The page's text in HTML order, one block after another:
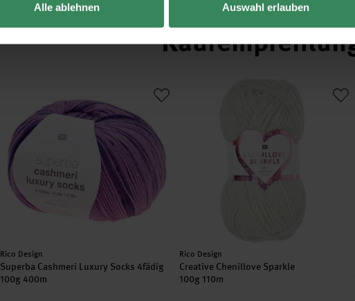
Alle ablehnen Auswahl erlauben
Hersteller:
Rico Design
Superba Cashmeri Luxury Socks 4fädig
100g 400m
Hersteller:
Rico Design
Creative Chenillove Sparkle
100g 110m